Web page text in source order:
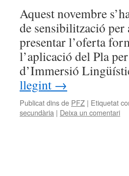
Aquest novembre
de sensibilització per
presentar l’oferta
l’aplicació del Pla
d’Immersió
llegint →
Publicat dins de PFZ | Etiquetat
secundària | Deixa un comentari